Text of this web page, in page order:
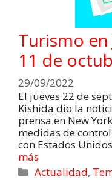
Turismo
11 de
29/09/2022
El jueves 22 de
Kishida dio la
prensa en New
medidas de
con Estados
más
Actualidad,